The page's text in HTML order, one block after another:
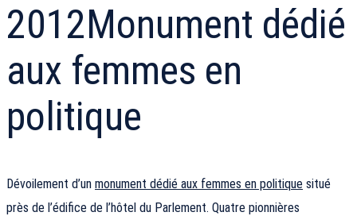
2012Monument dédié
aux femmes en
politique
Dévoilement d’un monument dédié aux femmes en politique situé
près de l’édifice de l’hôtel du Parlement. Quatre pionnières